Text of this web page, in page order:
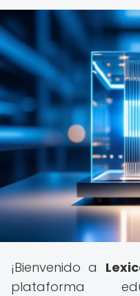
¡Bienvenido a
plataforma